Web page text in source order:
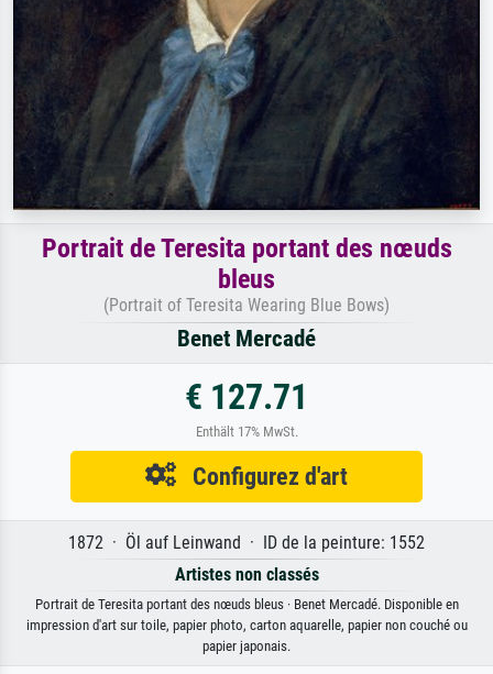
Portrait de Teresita portant des nœuds
bleus
(Portrait of Teresita Wearing Blue Bows)
Benet Mercadé
€ 127.71
Enthält 17% MwSt.
Configurez d'art
1872 · Öl auf Leinwand · ID de la peinture: 1552
Artistes non classés
Portrait de Teresita portant des nœuds bleus · Benet Mercadé. Disponible en
impression d'art sur toile, papier photo, carton aquarelle, papier non couché ou
papier japonais.